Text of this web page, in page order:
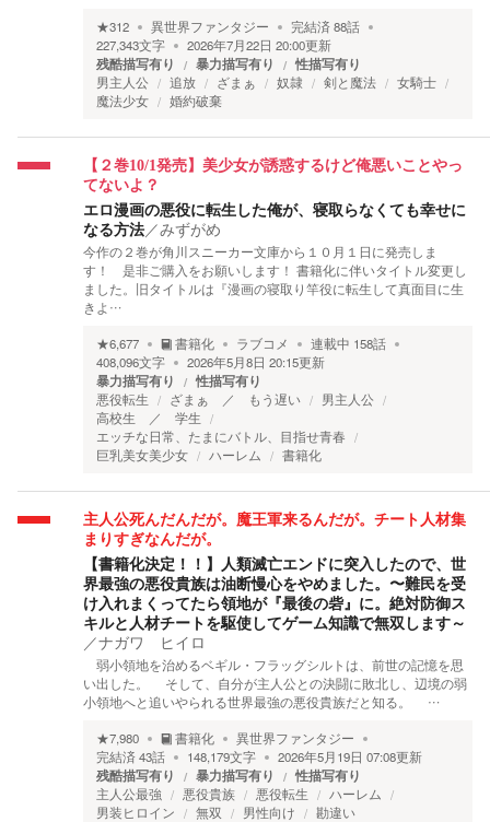
★312 異世界ファンタジー 完結済88話
227,343文字 2026年7月22日 20:00更新
残酷描写有り 暴力描写有り 性描写有り
男主人公 追放 ざまぁ 奴隷 剣と魔法
女騎士
魔法少女
婚約破棄
【２巻10/1発売】美少女が誘惑するけど俺悪いことやっ
てないよ？
エロ漫画の悪役に転生した俺が、寝取らなくても幸せに
なる方法／みずがめ
今作の２巻が角川スニーカー文庫から１０月１日に発売しま
す！ 是非ご購入をお願いします！ 書籍化に伴いタイトル変更し
ました。旧タイトルは『漫画の寝取り竿役に転生して真面目に生
きよ…
★6,677 書籍化 ラブコメ 連載中 158話
408,096文字 2026年5月8日 20:15更新
暴力描写有り 性描写有り
悪役転生 ざまぁ ／ もう遅い
男主人公
高校生 ／ 学生
エッチな日常、たまにバトル、目指せ青春
巨乳美女美少女
ハーレム 書籍化
主人公死んだんだが。魔王軍来るんだが。チート人材集
まりすぎなんだが。
【書籍化決定！！】人類滅亡エンドに突入したので、世
界最強の悪役貴族は油断慢心をやめました。〜難民を受
け入れまくってたら領地が『最後の砦』に。絶対防御ス
キルと人材チートを駆使してゲーム知識で無双します～
／ナガワ ヒイロ
弱小領地を治めるベギル・フラッグシルトは、前世の記憶を思
い出した。 そして、自分が主人公との決闘に敗北し、辺境の弱
小領地へと追いやられる世界最強の悪役貴族だと知る。 …
★7,980 書籍化
異世界ファンタジー
完結済43話 148,179文字 2026年5月19日 07:08更新
残酷描写有り 暴力描写有り 性描写有り
主人公最強 悪役貴族 悪役転生
ハーレム
男装ヒロイン
無双 男性向け 勘違い